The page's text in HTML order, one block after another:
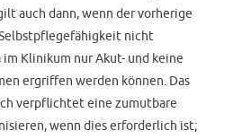
auch dann, wenn der vorherige
nicht
Klinikum nur Akut- und keine
ergriffen werden können. Das
verpflichtet eine zumutbare
wenn dies erforderlich ist;